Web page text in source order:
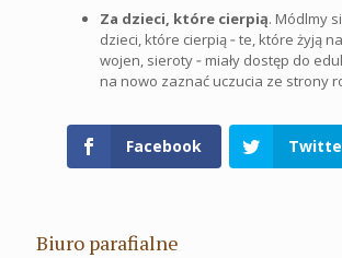
Za dzieci, które cierpią. Módlmy
dzieci, które cierpią ‐ te, które żyją
wojen, sieroty ‐ miały dostęp do
na nowo zaznać uczucia ze strony
Facebook
Biuro parafialne